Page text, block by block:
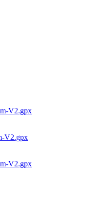
V2.gpx
V2.gpx
V2.gpx